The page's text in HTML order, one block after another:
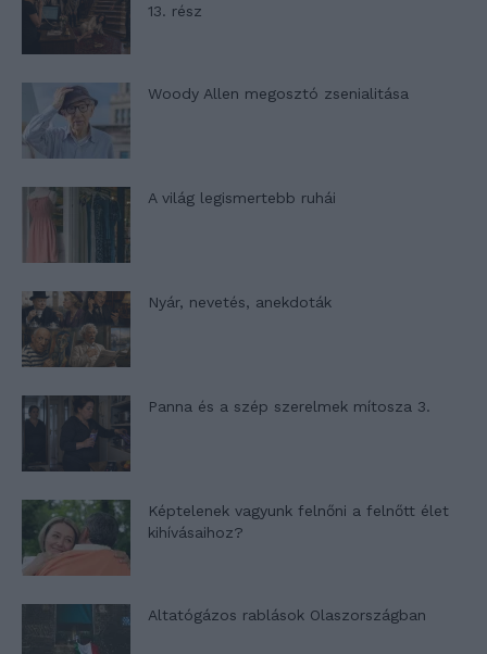
13. rész
Woody Allen megosztó zsenialitása
A világ legismertebb ruhái
Nyár, nevetés, anekdoták
Panna és a szép szerelmek mítosza 3.
Képtelenek vagyunk felnőni a felnőtt élet
kihívásaihoz?
Altatógázos rablások Olaszországban